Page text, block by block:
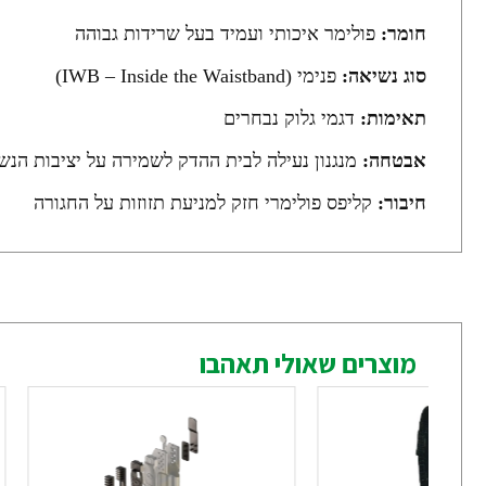
חומר: פולימר איכותי ועמיד בעל שרידות גבוהה
סוג נשיאה: פנימי (IWB – Inside the Waistband)
תאימות: דגמי גלוק נבחרים
אבטחה: מנגנון נעילה לבית ההדק לשמירה על יציבות
חיבור: קליפס פולימרי חזק למניעת תזוזות על החגורה
מוצרים שאולי תאהבו